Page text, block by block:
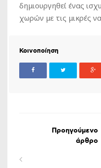
δημιουργηθεί ένας
χωρών με τις μικρές
Κοινοποίηση
Προηγούμενο
άρθρο